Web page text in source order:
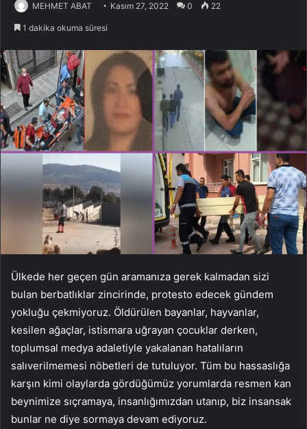
MEHMET ABAT Kasım 27, 2022 0 22
1 dakika okuma süresi
Ülkede her geçen gün aramanıza gerek kalmadan sizi
bulan berbatlıklar zincirinde, protesto edecek gündem
yokluğu çekmiyoruz. Öldürülen bayanlar, hayvanlar,
kesilen ağaçlar, istismara uğrayan çocuklar derken,
toplumsal medya adaletiyle yakalanan hatalıların
salıverilmemesi nöbetleri de tutuluyor. Tüm bu hassaslığa
karşın kimi olaylarda gördüğümüz yorumlarda resmen kan
beynimize sıçramaya, insanlığımızdan utanıp, biz insansak
bunlar ne diye sormaya devam ediyoruz.